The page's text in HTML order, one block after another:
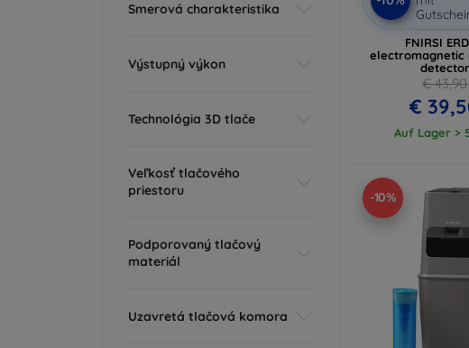
Smerová charakteristika
Výstupný výkon
Technológia 3D tlače
Veľkosť tlačového
priestoru
Podporovaný tlačový
materiál
Uzavretá tlačová komora
FNIRSI
electromagnetic
detector
€ 43,90
€
Auf Lager >
-10%